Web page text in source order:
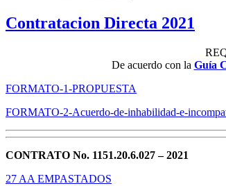
Contratacion Directa 2021
De acuerdo con la Guía
FORMATO-1-PROPUESTA
FORMATO-2-Acuerdo-de-inhabilidad-e-
CONTRATO No. 1151.20.6.027 – 2021
27 AA EMPASTADOS